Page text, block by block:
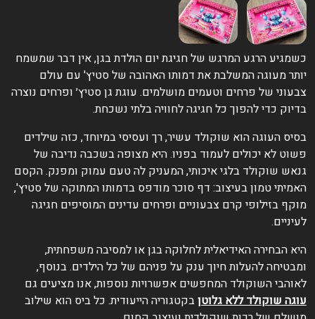
כשמגיע הרגע המרגש של חגיגת יום הולדת בגן, אין דבר שמשמח
יותר מעוגה המשלבת את דמותו האהובה של סטיץ' עם עולם
צבעוני של פרחים וטעמים מושלמים. עוגת גן סטיץ׳ ופרחים נוצרה
בדיוק כדי להפוך כל חגיגה לחוויה בלתי נשכחת.
בסיס העוגה הוא שוקולד עשיר, רך ועסיסי במיוחד, כזה שילדים
פשוט לא יכולים לעמוד בפניו. היא מצופה בשכבה נדיבה של
גנאש שוקולד בלגי איכותי, המעניק לה טעם עמוק ומפנק. הקסם
האמיתי טמון בעיצוב: דף סוכר מודפס בדמותו המתוקה של סטיץ',
מוקף בזילופי קרם צבעוניים ופרחים עדינים המוסיפים חגיגה
לעיניים.
היא הבחירה האידיאלית לחלוקה בגן או למסיבה משפחתית,
ומבטיחה להעלות חיוך ענק על פניהם של כל הילדים. בנוסף,
לאוהבי השוקולד המחפשים אפשרויות נוספות, אנו מציעים גם
עוגה שוקולד ללא גלוטןבקטגוריה הייעודית. כל ביס הוא שילוב